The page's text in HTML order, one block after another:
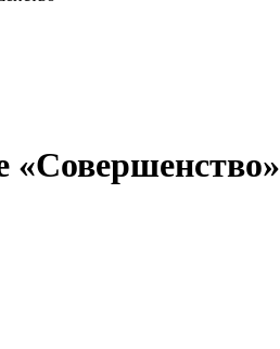
«Совершенство»